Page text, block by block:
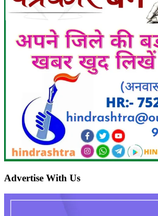
Advertise With Us